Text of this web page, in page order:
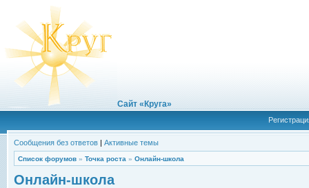
Сайт «Круга»
Сообщения без ответов | Активные темы
Список форумов » Точка роста » Онлайн-школа
Онлайн-школа